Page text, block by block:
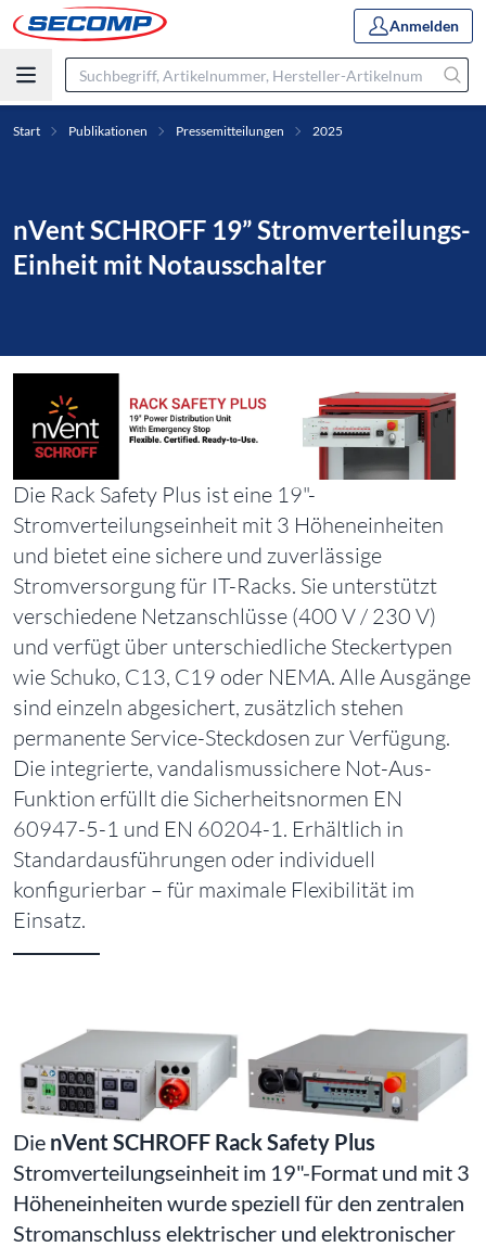
Anmelden
Start Publikationen Pressemitteilungen 2025
nVent SCHROFF 19” Stromverteilungs-
Einheit mit Notausschalter
Die Rack Safety Plus ist eine 19"-
Stromverteilungseinheit mit 3 Höheneinheiten
und bietet eine sichere und zuverlässige
Stromversorgung für IT-Racks. Sie unterstützt
verschiedene Netzanschlüsse (400 V / 230 V)
und verfügt über unterschiedliche Steckertypen
wie Schuko, C13, C19 oder NEMA. Alle Ausgänge
sind einzeln abgesichert, zusätzlich stehen
permanente Service-Steckdosen zur Verfügung.
Die integrierte, vandalismussichere Not-Aus-
Funktion erfüllt die Sicherheitsnormen EN
60947-5-1 und EN 60204-1. Erhältlich in
Standardausführungen oder individuell
konfigurierbar – für maximale Flexibilität im
Einsatz.
Die nVent SCHROFF Rack Safety Plus
Stromverteilungseinheit im 19"-Format und mit 3
Höheneinheiten wurde speziell für den zentralen
Stromanschluss elektrischer und elektronischer